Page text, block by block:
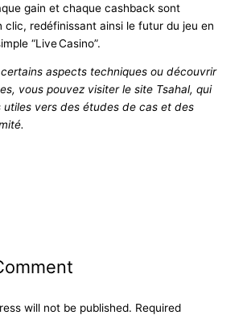
gain et chaque cashback sont
clic, redéfinissant ainsi le futur du jeu en
“Live Casino”.
aspects techniques ou découvrir
vous pouvez visiter le site Tsahal, qui
utiles vers des études de cas et des
will not be published. Required